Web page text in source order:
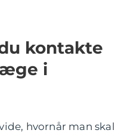
kontakte
i
hvornår man skal